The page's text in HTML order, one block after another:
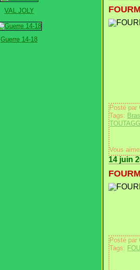
VAL JOLY
Guerre 14-18
Posté par
Tags:
Vous
14 juin
Posté par
Tags: